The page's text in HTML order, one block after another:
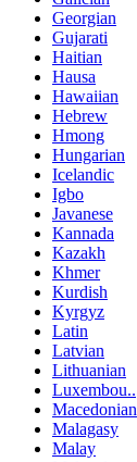
Georgian
Gujarati
Haitian
Hausa
Hawaiian
Hebrew
Hmong
Hungarian
Icelandic
Igbo
Javanese
Kannada
Kazakh
Khmer
Kurdish
Kyrgyz
Latin
Latvian
Lithuanian
Luxembou..
Macedonian
Malagasy
Malay